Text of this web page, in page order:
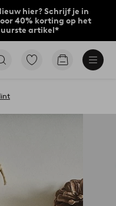
hier? Schrijf je in
40% korting op het
artikel*
Ga
Go